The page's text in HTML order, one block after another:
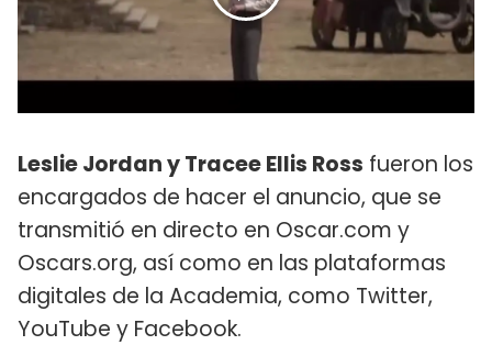
Leslie Jordan y Tracee Ellis Ross fueron los
encargados de hacer el anuncio, que se
transmitió en directo en Oscar.com y
Oscars.org, así como en las plataformas
digitales de la Academia, como Twitter,
YouTube y Facebook.